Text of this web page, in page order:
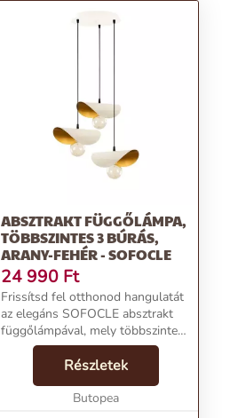
ABSZTRAKT FÜGGŐLÁMPA,
TÖBBSZINTES 3 BÚRÁS,
ARANY-FEHÉR - SOFOCLE
24 990 Ft
Frissítsd fel otthonod hangulatát
az elegáns SOFOCLE absztrakt
függőlámpával, mely többszintes
és 3 búrás kivitelben érhető el a
webshopban.Termékjellemzők:Típus:
FüggőlámpaKivitel: Többszinte...
Részletek
Butopea